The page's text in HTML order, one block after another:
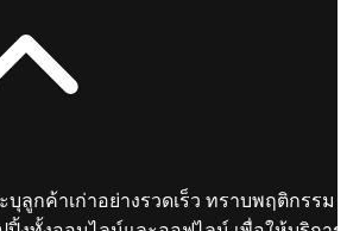
บุลูกค้าเก่าอย่างรวดเร็ว ทราบพฤติกรรม